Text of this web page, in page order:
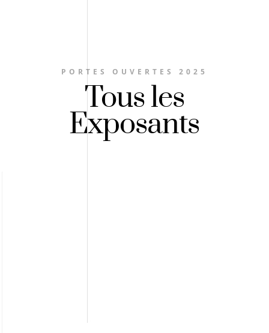
PORTES OUVERTES 2025
Tous les
Exposants